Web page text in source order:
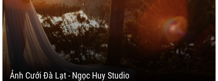
Ảnh Cưới Đà Lạt - Ngọc Huy Studio